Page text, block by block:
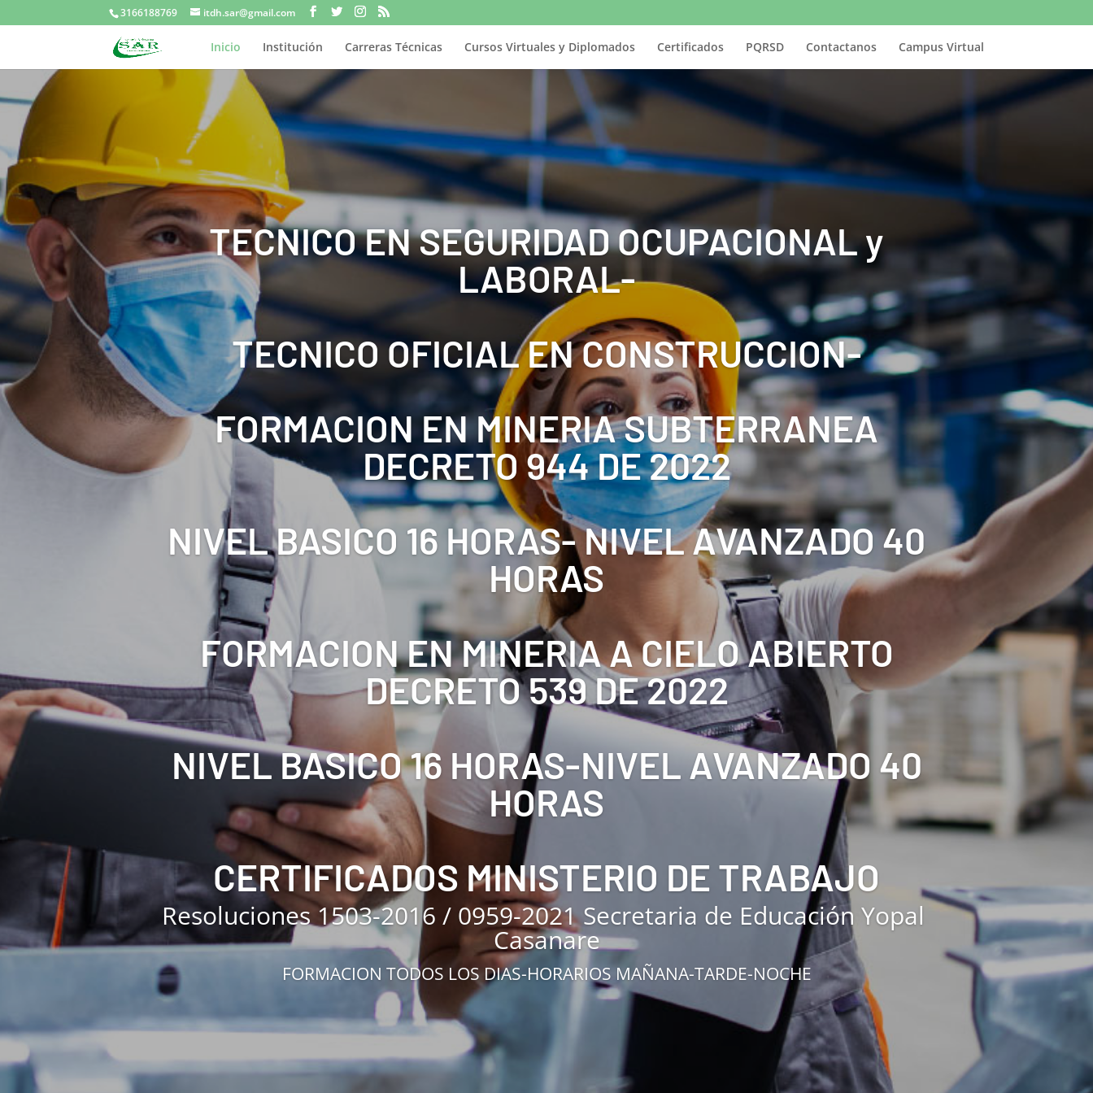
3166188769 itdh.sar@gmail.com
Inicio Institución Carreras Técnicas Cursos Virtuales y Diplomados Certificados PQRSD Contactanos Campus Virtual
TECNICO EN SEGURIDAD OCUPACIONAL y
LABORAL-
TECNICO OFICIAL EN CONSTRUCCION-
FORMACION EN MINERIA SUBTERRANEA
DECRETO 944 DE 2022
NIVEL BASICO 16 HORAS- NIVEL AVANZADO 40
HORAS
FORMACION EN MINERIA A CIELO ABIERTO
DECRETO 539 DE 2022
NIVEL BASICO 16 HORAS-NIVEL AVANZADO 40
HORAS
CERTIFICADOS MINISTERIO DE TRABAJO
Resoluciones 1503-2016 / 0959-2021 Secretaria de Educación Yopal
Casanare
FORMACION TODOS LOS DIAS-HORARIOS MAÑANA-TARDE-NOCHE